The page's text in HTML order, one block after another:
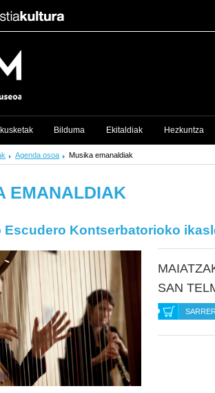
Agenda osoa Musika emanaldiak
EMANALDIAK
Escudero Kontserbatorioko
SAN
Bilduma Ekitaldiak Hezkuntza